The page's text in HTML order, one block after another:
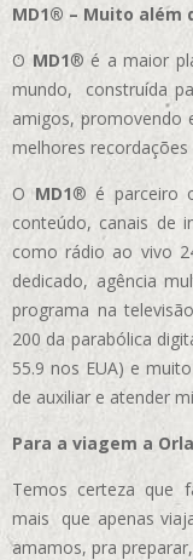
MD1® – Muito além
O MD1® é a maior
mundo, construída
amigos, promovendo
melhores
OMD1® é parceiro
conteúdo, canais de
como rádio ao vivo
dedicado, agência
programa na
200 da parabólica
55.9 nos EUA) e
de auxiliar e atender
Para a viagem a
Temos certeza que
mais que apenas
amamos, pra